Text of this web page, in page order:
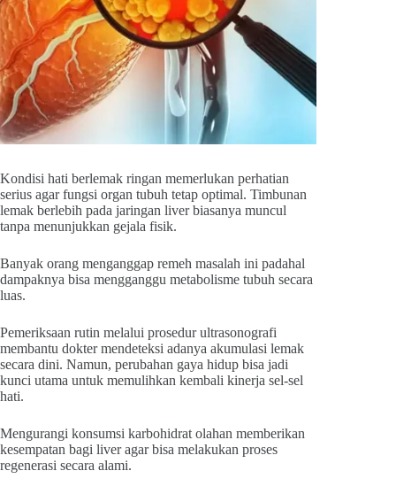
Kondisi hati berlemak ringan memerlukan perhatian
serius agar fungsi organ tubuh tetap optimal. Timbunan
lemak berlebih pada jaringan liver biasanya muncul
tanpa menunjukkan gejala fisik.
Banyak orang menganggap remeh masalah ini padahal
dampaknya bisa mengganggu metabolisme tubuh secara
luas.
Pemeriksaan rutin melalui prosedur ultrasonografi
membantu dokter mendeteksi adanya akumulasi lemak
secara dini. Namun, perubahan gaya hidup bisa jadi
kunci utama untuk memulihkan kembali kinerja sel-sel
hati.
Mengurangi konsumsi karbohidrat olahan memberikan
kesempatan bagi liver agar bisa melakukan proses
regenerasi secara alami.